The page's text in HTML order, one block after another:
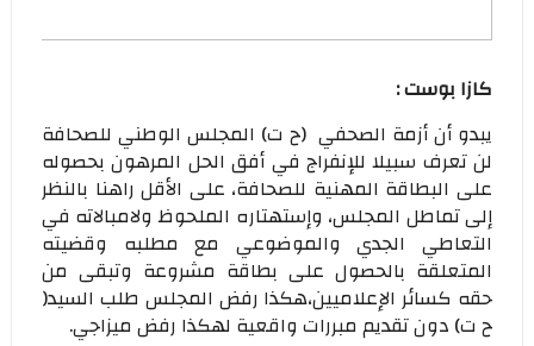
كازا بوست :
يبدو أن أزمة الصحفي (ح ت) المجلس الوطني للصحافة
لن تعرف سبيلا للإنفراج في أفق الحل المرهون بحصوله
على البطاقة المهنية للصحافة، على الأقل راهنا بالنظر
إلى تماطل المجلس، وإستهتاره الملحوظ ولامبالاته في
التعاطي الجدي والموضوعي مع مطلبه وقضيته
المتعلقة بالحصول على بطاقة مشروعة وتبقى من
حقه كسائر الإعلاميين،هكذا رفض المجلس طلب السيد(
ح ت) دون تقديم مبررات واقعية لهكذا رفض ميزاجي.